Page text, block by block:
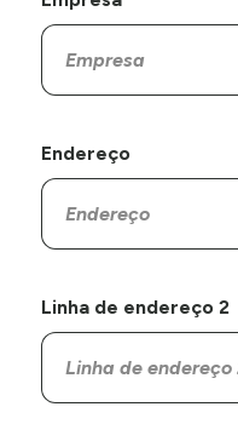
Endereço
Linha de endereço 2